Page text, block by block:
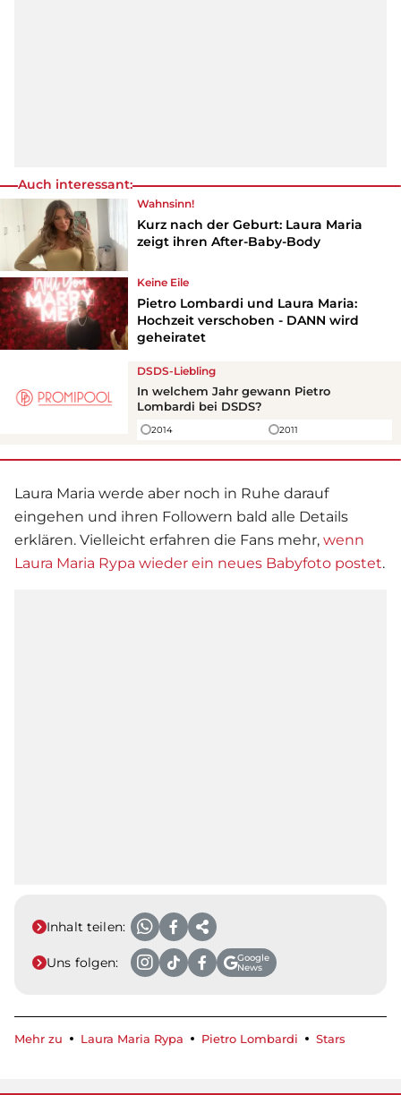
Auch interessant:
Wahnsinn!
Kurz nach der Geburt: Laura Maria
zeigt ihren After-Baby-Body
Keine Eile
Pietro Lombardi und Laura Maria:
Hochzeit verschoben - DANN wird
geheiratet
DSDS-Liebling
In welchem Jahr gewann Pietro
Lombardi bei DSDS?
2014 2011
Laura Maria werde aber noch in Ruhe darauf
eingehen und ihren Followern bald alle Details
erklären. Vielleicht erfahren die Fans mehr, wenn
Laura Maria Rypa wieder ein neues Babyfoto postet.
Inhalt teilen:
Uns folgen:
Google
News
Mehr zu Laura Maria Rypa Pietro Lombardi Stars